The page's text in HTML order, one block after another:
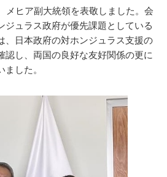
ヒア副大統領を表敬しました。会
ジュラス政府が優先課題としている
、日本政府の対ホンジュラス支援の
認し、両国の良好な友好関係の更に
した。